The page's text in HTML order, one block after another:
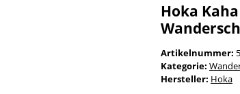
Hoka
Artikelnummer:
Kategorie:
Hersteller: Hoka